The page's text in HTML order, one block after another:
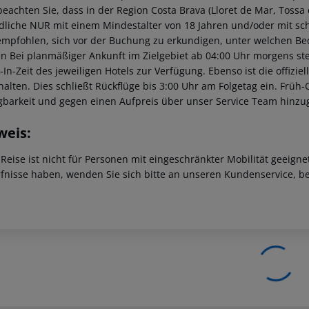
Sie, dass in der Region Costa Brava (Lloret de Mar,
NUR mit einem Mindestalter von 18 Jahren und/oder mit
sich vor der Buchung zu erkundigen, unter welchen
Bei planmäßiger Ankunft im Zielgebiet ab 04:00 Uhr morgens
In-Zeit des jeweiligen Hotels zur Verfügung. Ebenso ist die
Dies schließt Rückflüge bis 3:00 Uhr am Folgetag ein.
und gegen einen Aufpreis über unser Service Team
ist nicht für Personen mit eingeschränkter Mobilität
haben, wenden Sie sich bitte an unseren Kundenservice,